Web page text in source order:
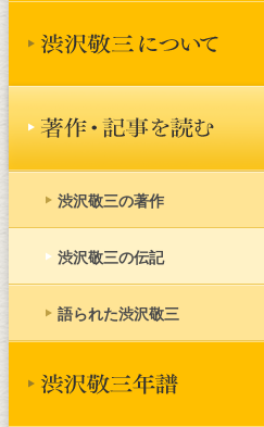
渋沢敬三の著作
渋沢敬三の伝記
語られた渋沢敬三